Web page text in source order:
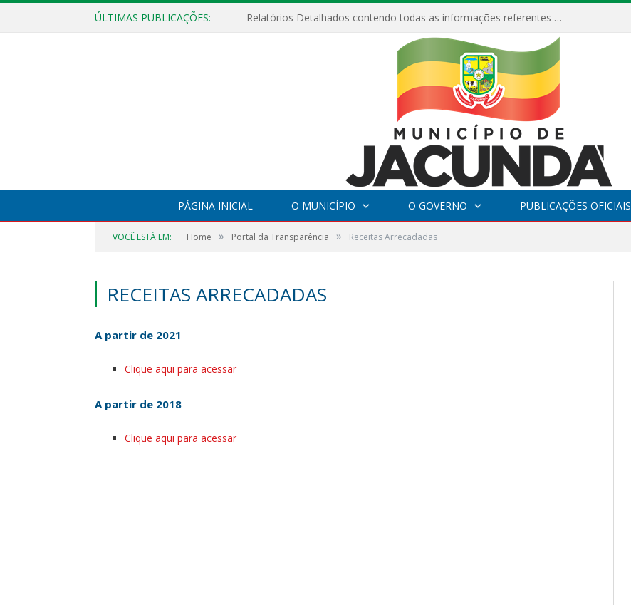
ÚLTIMAS PUBLICAÇÕES: Relatórios Detalhados contendo todas as informações referentes a execução de recursos destinados ao fomento de projetos culturais no Município de Jacundá entre os anos de 2022 ao presente ano de 2026.
PÁGINA INICIAL O MUNICÍPIO O GOVERNO PUBLICAÇÕES OFICIAIS
VOCÊ ESTÁ EM: Home » Portal da Transparência » Receitas Arrecadadas
RECEITAS ARRECADADAS
A partir de 2021
Clique aqui para acessar
A partir de 2018
Clique aqui para acessar